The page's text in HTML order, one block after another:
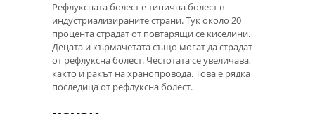
Рефлуксната болест е типична болест в
индустриализираните страни. Тук около 20
процента страдат от повтарящи се киселини.
Децата и кърмачетата също могат да страдат
от рефлуксна болест. Честотата се увеличава,
както и ракът на хранопровода. Това е рядка
последица от рефлуксна болест.